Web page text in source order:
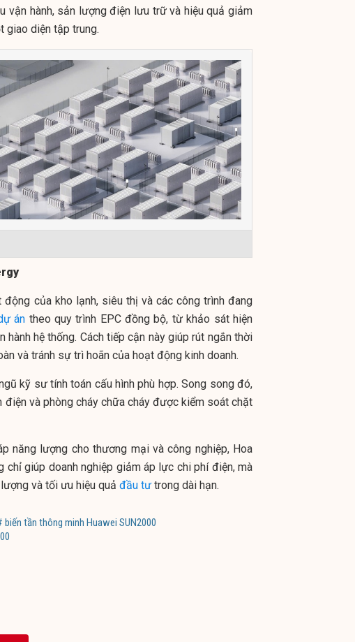
vận hành, sản lượng điện lưu trữ và hiệu quả giảm
giao diện tập trung.
của kho lạnh, siêu thị và các công trình đang
án theo quy trình EPC đồng bộ, từ khảo sát hiện
hệ thống. Cách tiếp cận này giúp rút ngắn thời
và tránh sự trì hoãn của hoạt động kinh doanh.
kỹ sư tính toán cấu hình phù hợp. Song song đó,
điện và phòng cháy chữa cháy được kiểm soát chặt
năng lượng cho thương mại và công nghiệp, Hoa
chỉ giúp doanh nghiệp giảm áp lực chi phí điện, mà
và tối ưu hiệu quả đầu tư trong dài hạn.
biến tần thông minh Huawei SUN2000